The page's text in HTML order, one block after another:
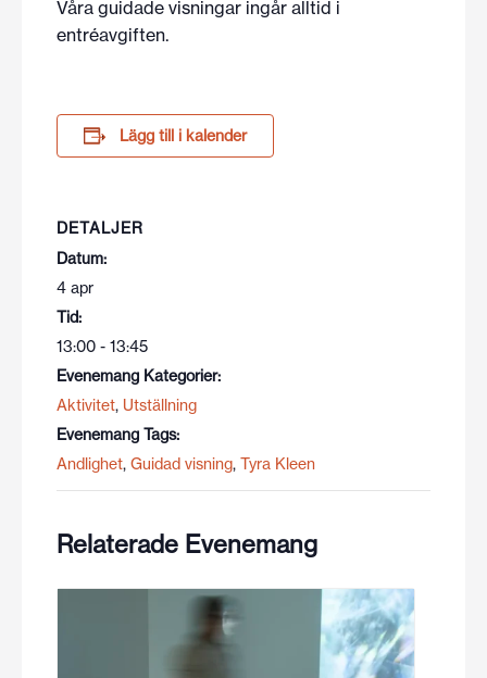
Våra guidade visningar ingår alltid i
entréavgiften.
Lägg till i kalender
DETALJER
Datum:
4 apr
Tid:
13:00 - 13:45
Evenemang Kategorier:
Aktivitet, Utställning
Evenemang Tags:
Andlighet, Guidad visning, Tyra Kleen
Relaterade Evenemang